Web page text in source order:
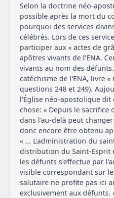
Selon la doctrine néo-
possible après la mort du
pourquoi des services
célébrés. Lors de ces
participer aux « actes de
apôtres vivants de l'ENA.
vivants au nom des
catéchisme de l'ENA, livre
questions 248 et 249).
l'Église néo-apostolique dit
chose: « Depuis le sacrifice
dans l'au-delà peut
donc encore être obtenu
« ... L'administration du
distribution du Saint-Esprit
les défunts s'effectue par
visible correspondant sur
salutaire ne profite pas ici
exclusivement aux défunts.